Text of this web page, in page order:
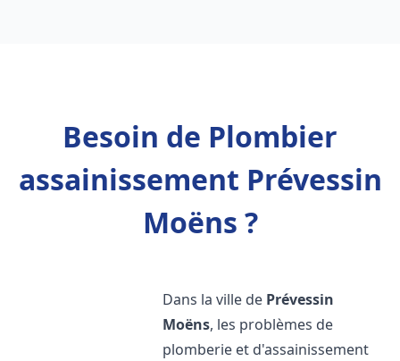
Besoin de Plombier
assainissement Prévessin
Moëns ?
Dans la ville de Prévessin
Moëns, les problèmes de
plomberie et d'assainissement